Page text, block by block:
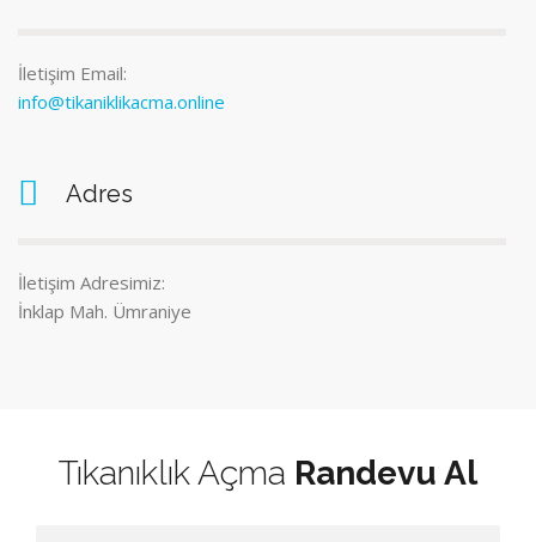
İletişim Email:
info@tikaniklikacma.online
Adres
İletişim Adresimiz:
İnklap Mah. Ümraniye
Tıkanıklık Açma Randevu Al